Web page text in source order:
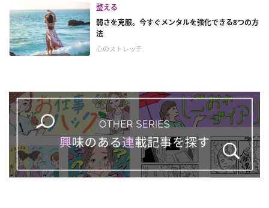
整える
弱さを克服。今すぐメンタルを強化できる8つの方
法
心のストレッチ